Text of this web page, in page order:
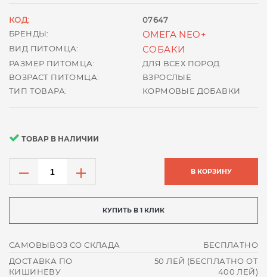
КОД:
07647
БРЕНДЫ:
ОМЕГА NEO+
ВИД ПИТОМЦА: СОБАКИ
РАЗМЕР ПИТОМЦА:
ДЛЯ ВСЕХ ПОРОД
ВОЗРАСТ ПИТОМЦА:
ВЗРОСЛЫЕ
ТИП ТОВАРА:
КОРМОВЫЕ ДОБАВКИ
ТОВАР В НАЛИЧИИ
В КОРЗИНУ
КУПИТЬ В 1 КЛИК
САМОВЫВОЗ СО СКЛАДА
БЕСПЛАТНО
ДОСТАВКА ПО
КИШИНЕВУ
50 ЛЕЙ (БЕСПЛАТНО ОТ
400 ЛЕЙ)